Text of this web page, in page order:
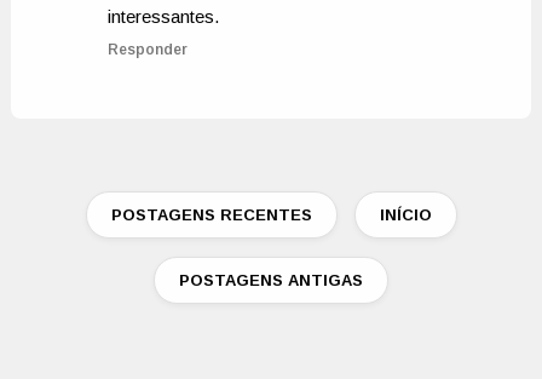
interessantes.
Responder
POSTAGENS RECENTES INÍCIO
POSTAGENS ANTIGAS